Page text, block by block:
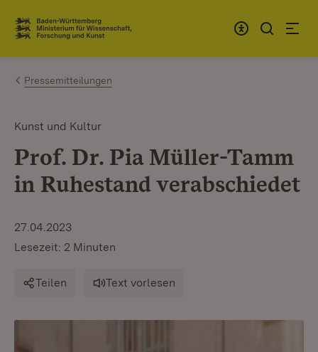
Zum Inhalt springen
Link zur Startseite
Pressemitteilungen
Kunst und Kultur
Prof. Dr. Pia Müller-Tamm
in Ruhestand verabschiedet
27.04.2023
Lesezeit: 2 Minuten
Teilen Text vorlesen